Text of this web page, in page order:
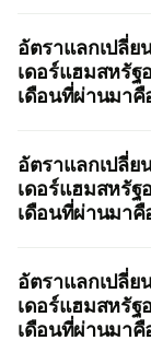
อัตราแลกเปลี่ย
เดอร์แฮมสหรัฐ
เดือนที่ผ่านมาคื
อัตราแลกเปลี่ย
เดอร์แฮมสหรัฐ
เดือนที่ผ่านมาคื
อัตราแลกเปลี่ย
เดอร์แฮมสหรัฐ
เดือนที่ผ่านมาคื